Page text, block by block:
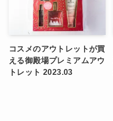
コスメのアウトレットが買
える御殿場プレミアムアウ
トレット 2023.03